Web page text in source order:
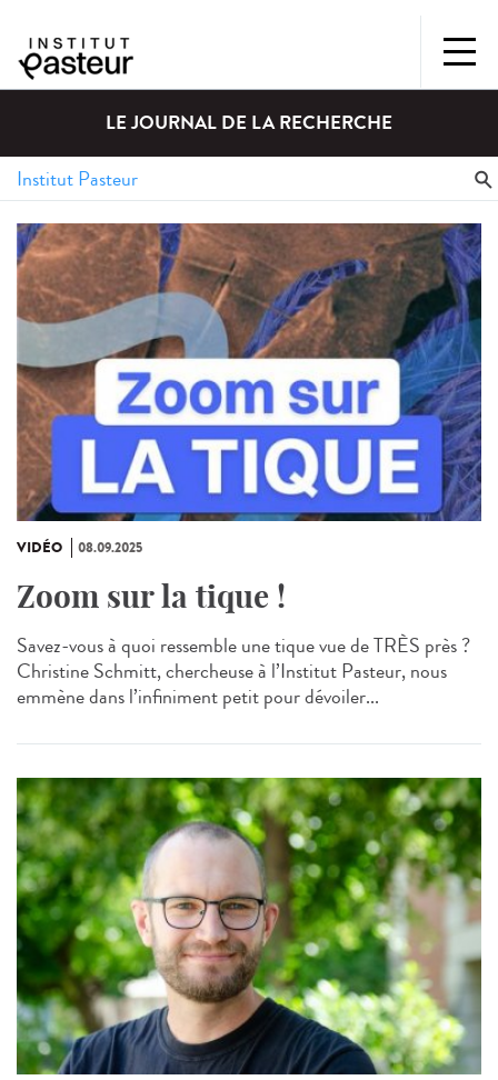
LE JOURNAL DE LA RECHERCHE
VIDÉO 08.09.2025
Zoom sur la tique !
Savez-vous à quoi ressemble une tique vue de TRÈS près ?
Christine Schmitt, chercheuse à l’Institut Pasteur, nous
emmène dans l’infiniment petit pour dévoiler...